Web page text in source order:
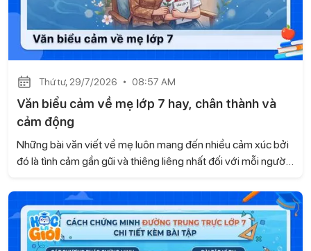
Thứ tư, 29/7/2026 08:57 AM
Văn biểu cảm về mẹ lớp 7 hay, chân thành và
cảm động
Những bài văn viết về mẹ luôn mang đến nhiều cảm xúc bởi
đó là tình cảm gần gũi và thiêng liêng nhất đối với mỗi người.
hay, chân thành và cảm động do Học là Giỏi tổng hợp để em
có thể tham khảo.